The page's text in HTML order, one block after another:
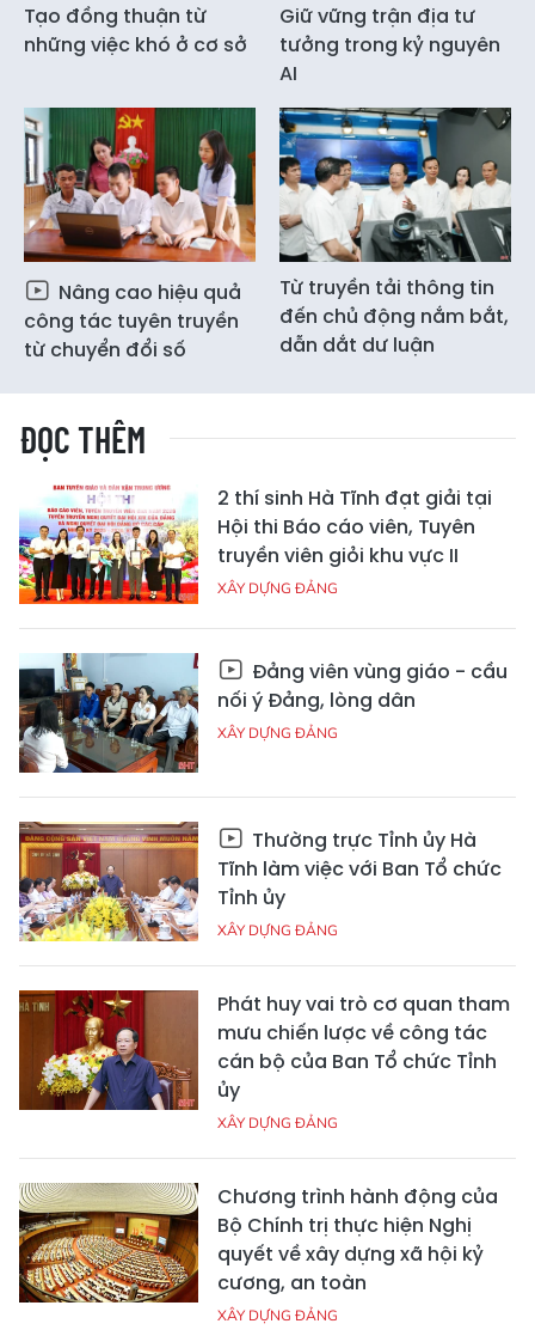
Tạo đồng thuận từ
những việc khó ở cơ sở
Giữ vững trận địa tư
tưởng trong kỷ nguyên
AI
Nâng cao hiệu quả
công tác tuyên truyền
từ chuyển đổi số
Từ truyền tải thông tin
đến chủ động nắm bắt,
dẫn dắt dư luận
ĐỌC THÊM
2 thí sinh Hà Tĩnh đạt giải tại
Hội thi Báo cáo viên, Tuyên
truyền viên giỏi khu vực II
XÂY DỰNG ĐẢNG
Đảng viên vùng giáo - cầu
nối ý Đảng, lòng dân
XÂY DỰNG ĐẢNG
Thường trực Tỉnh ủy Hà
Tĩnh làm việc với Ban Tổ chức
Tỉnh ủy
XÂY DỰNG ĐẢNG
Phát huy vai trò cơ quan tham
mưu chiến lược về công tác
cán bộ của Ban Tổ chức Tỉnh
ủy
XÂY DỰNG ĐẢNG
Chương trình hành động của
Bộ Chính trị thực hiện Nghị
quyết về xây dựng xã hội kỷ
cương, an toàn
XÂY DỰNG ĐẢNG